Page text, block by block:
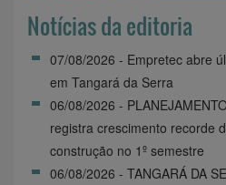
Notícias da editoria
07/08/2026 - Empretec abre
em Tangará da Serra
06/08/2026 -
registra crescimento recorde
construção no 1º semestre
06/08/2026 - TANGARÁ DA